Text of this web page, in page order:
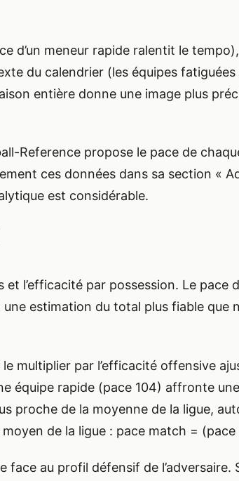
d’un meneur rapide ralentit le
du calendrier (les équipes
entière donne une image plus
Reference propose le pace de
ces données dans sa section «
est considérable.
l’efficacité par possession. Le pace
estimation du total plus fiable que
multiplier par l’efficacité offensive
équipe rapide (pace 104) affronte
proche de la moyenne de la ligue,
de la ligue : pace match =
au profil défensif de l’adversaire.